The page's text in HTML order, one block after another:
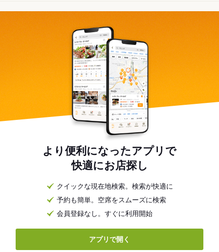
より便利になったアプリで
快適にお店探し
クイックな現在地検索。検索が快適に
予約も簡単。空席をスムーズに検索
会員登録なし。すぐに利用開始
アプリで開く